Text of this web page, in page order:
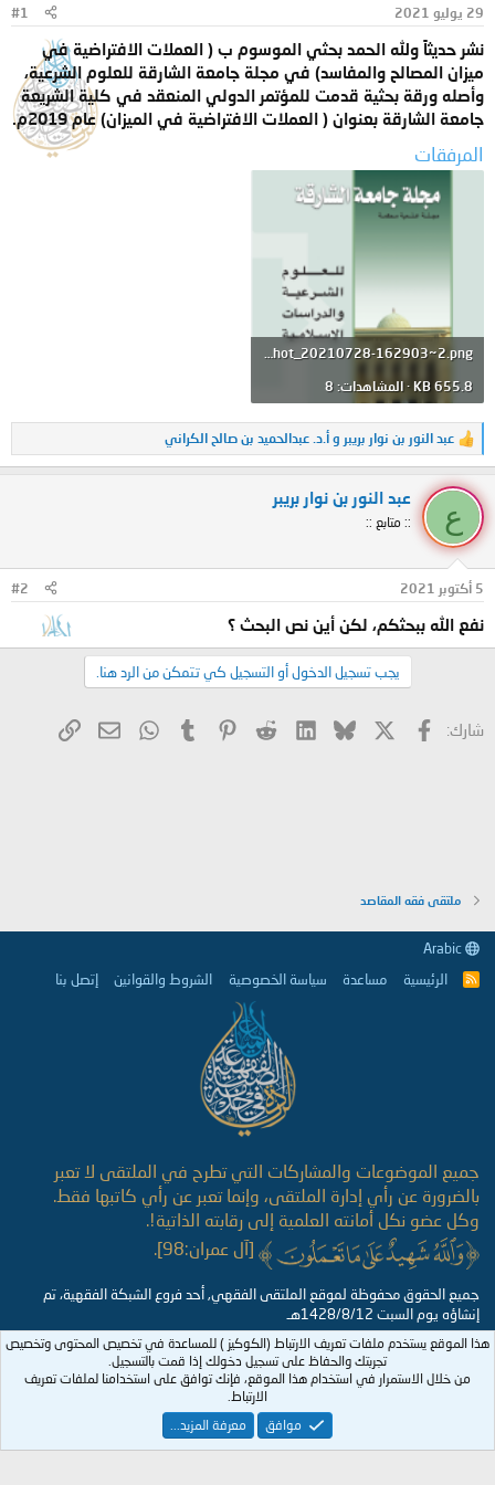
و
و
ع
ء
29 يوليو 2021 #1
نشر حديثاً ولله الحمد بحثي الموسوم ب ( العملات الافتراضية في
ميزان المصالح والمفاسد) في مجلة جامعة الشارقة للعلوم الشرعية،
وأصله ورقة بحثية قدمت للمؤتمر الدولي المنعقد في كلية الشريعة
جامعة الشارقة بعنوان ( العملات الافتراضية في الميزان) عام 2019م.
المرفقات
655.8 KB · المشاهدات: 8
ا
ل
ف
ع
ل
ا
ت
:
عبد النور بن نوار بريبر و أ.د. عبدالحميد بن صالح الكراني
ع
عبد النور بن نوار بريبر
:: متابع ::
5 أكتوبر 2021 #2
نفع الله ببحثكم، لكن أين نص البحث ؟
يجب تسجيل الدخول أو التسجيل كي تتمكن من الرد هنا.
شارك: فيسبوك Bluesky
LinkedIn
Reddit
Pinterest
Tumblr
WhatsApp
البريد
ملتقى فقه المقاصد
R
الرئيسية مساعدة سياسة الخصوصية الشروط والقوانين إتصل بنا
جميع الموضوعات والمشاركات التي تطرح في الملتقى لا تعبر
بالضرورة عن رأي إدارة الملتقى، وإنما تعبر عن رأي كاتبها فقط.
وكل عضو نكل أمانته العلمية إلى رقابته الذاتية!.
[آل عمران:98].
جميع الحقوق محفوظة لموقع الملتقى الفقهي, أحد فروع الشبكة الفقهية، تم
إنشاؤه يوم السبت 1428/8/12هـ
هذا الموقع يستخدم ملفات تعريف الارتباط (الكوكيز ) للمساعدة في تخصيص المحتوى وتخصيص
تجربتك والحفاظ على تسجيل دخولك إذا قمت بالتسجيل.
من خلال الاستمرار في استخدام هذا الموقع، فإنك توافق على استخدامنا لملفات تعريف
الارتباط.
موافق
معرفة المزيد...